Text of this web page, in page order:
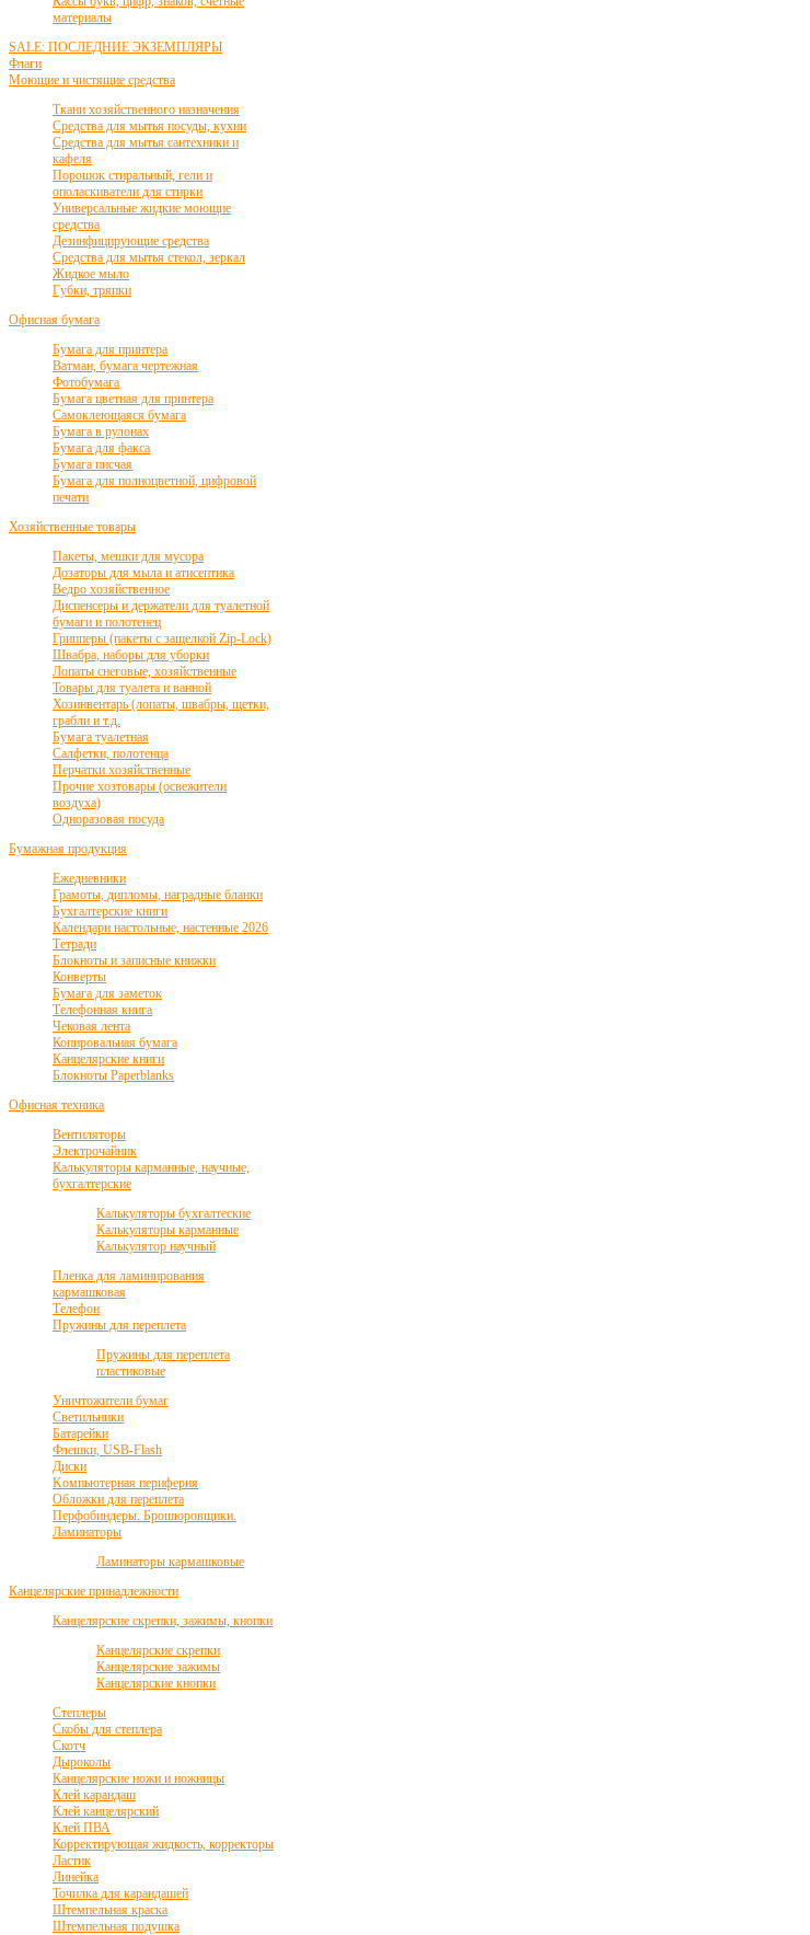
материалы
SALE: ПОСЛЕДНИЕ ЭКЗЕМПЛЯРЫ
Флаги
Моющие и чистящие средства
Ткани хозяйственного назначения
Средства для мытья посуды, кухни
Средства для мытья сантехники и
кафеля
Порошок стиральный, гели и
ополаскиватели для стирки
Универсальные жидкие моющие
средства
Дезинфицирующие средства
Средства для мытья стекол, зеркал
Жидкое мыло
Губки, тряпки
Офисная бумага
Бумага для принтера
Ватман, бумага чертежная
Фотобумага
Бумага цветная для принтера
Самоклеющаяся бумага
Бумага в рулонах
Бумага для факса
Бумага писчая
Бумага для полноцветной, цифровой
печати
Хозяйственные товары
Пакеты, мешки для мусора
Дозаторы для мыла и атисептика
Ведро хозяйственное
Диспенсеры и держатели для туалетной
бумаги и полотенец
Грипперы (пакеты с защелкой Zip-Lock)
Швабра, наборы для уборки
Лопаты снеговые, хозяйственные
Товары для туалета и ванной
Хозинвентарь (лопаты, швабры, щетки,
грабли и т.д.
Бумага туалетная
Салфетки, полотенца
Перчатки хозяйственные
Прочие хозтовары (освежители
воздуха)
Одноразовая посуда
Бумажная продукция
Ежедневники
Грамоты, дипломы, наградные бланки
Бухгалтерские книги
Календари настольные, настенные 2026
Тетради
Блокноты и записные книжки
Конверты
Бумага для заметок
Телефонная книга
Чековая лента
Копировальная бумага
Канцелярские книги
Блокноты Paperblanks
Офисная техника
Вентиляторы
Электрочайник
Калькуляторы карманные, научные,
бухгалтерские
Калькуляторы бухгалтеские
Калькуляторы карманные
Калькулятор научный
Пленка для ламинирования
кармашковая
Телефон
Пружины для переплета
Пружины для переплета
пластиковые
Уничтожители бумаг
Светильники
Батарейки
Флешки, USB-Flash
Диски
Kомпьютерная периферия
Обложки для переплета
Перфобиндеры. Брошюровщики.
Ламинаторы
Ламинаторы кармашковые
Канцелярские принадлежности
Канцелярские скрепки, зажимы, кнопки
Канцелярские скрепки
Канцелярские зажимы
Канцелярские кнопки
Степлеры
Скобы для степлера
Скотч
Дыроколы
Канцелярские ножи и ножницы
Клей карандаш
Клей канцелярский
Клей ПВА
Корректирующая жидкость, корректоры
Ластик
Линейка
Точилка для карандашей
Штемпельная краска
Штемпельная подушка